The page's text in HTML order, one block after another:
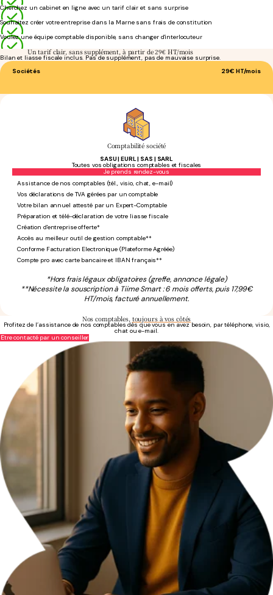
Cherchez un cabinet en ligne avec un tarif clair et sans surprise
Souhaitez créer votre entreprise dans la Marne sans frais de constitution
Voulez une équipe comptable disponible, sans changer d'interlocuteur
Un tarif clair, sans supplément, à partir de 29€ HT/mois
Bilan et liasse fiscale inclus. Pas de supplément, pas de mauvaise surprise.
Sociétés
29€ HT/mois
Comptabilité société
SASU | EURL | SAS | SARL
Toutes vos obligations comptables et fiscales
Je prends rendez-vous
Sans engagement
Assistance de nos comptables (tél., visio, chat, e-mail)
Vos déclarations de TVA gérées par un comptable
Votre bilan annuel attesté par un Expert-Comptable
Préparation et télé-déclaration de votre liasse fiscale
Création d'entreprise offerte*
Accès au meilleur outil de gestion comptable**
Conforme Facturation Electronique (Plateforme Agréée)
Compte pro avec carte bancaire et IBAN français**
*Hors frais légaux obligatoires (greffe, annonce légale)
**Nécessite la souscription à Tiime Smart : 6 mois offerts, puis 17,99€
HT/mois, facturé annuellement.
Nos comptables, toujours à vos côtés
Profitez de l’assistance de nos comptables dès que vous en avez besoin, par téléphone, visio,
chat ou e-mail.
Être contacté par un conseiller